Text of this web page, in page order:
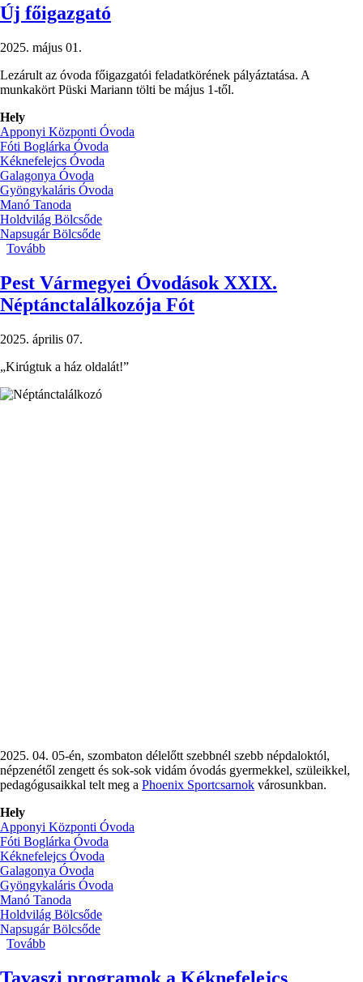
a
két
csoportjai)
Új főigazgató
2025. május 01.
Lezárult az óvoda főigazgatói feladatkörének pályáztatása. A
munkakört Püski Mariann tölti be május 1-től.
Hely
Apponyi Központi Óvoda
Fóti Boglárka Óvoda
Kéknefelejcs Óvoda
Galagonya Óvoda
Gyöngykaláris Óvoda
Manó Tanoda
Holdvilág Bölcsőde
Napsugár Bölcsőde
Tovább
Pest Vármegyei Óvodások XXIX.
Néptánctalálkozója Fót
2025. április 07.
„Kirúgtuk a ház oldalát!”
2025. 04. 05-én, szombaton délelőtt szebbnél szebb népdaloktól,
népzenétől zengett és sok-sok vidám óvodás gyermekkel, szüleikkel,
pedagógusaikkal telt meg a Phoenix Sportcsarnok városunkban.
Hely
Apponyi Központi Óvoda
Fóti Boglárka Óvoda
Kéknefelejcs Óvoda
Galagonya Óvoda
Gyöngykaláris Óvoda
Manó Tanoda
Holdvilág Bölcsőde
Napsugár Bölcsőde
Tovább
Óvodások